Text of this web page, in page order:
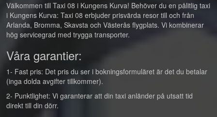
Välkommen till Taxi 08 i Kungens Kurva! Behöver du en pålitlig taxi
i Kungens Kurva: Taxi 08 erbjuder prisvärda resor till och från
Arlanda, Bromma, Skavsta och Västerås flygplats. Vi kombinerar
hög servicegrad med trygga transporter.
Våra garantier:
1- Fast pris: Det pris du ser i bokningsformuläret är det du betalar
(inga dolda avgifter tillkommer).
2- Punktlighet: Vi garanterar att din taxi anländer på utsatt tid
direkt till din dörr.